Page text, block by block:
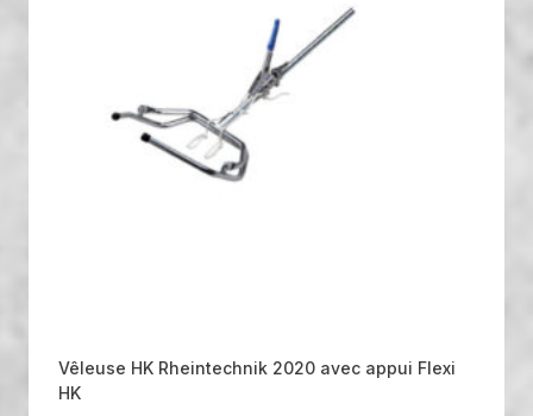
Vêleuse HK Rheintechnik 2020 avec appui Flexi
HK